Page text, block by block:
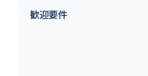
歓迎要件